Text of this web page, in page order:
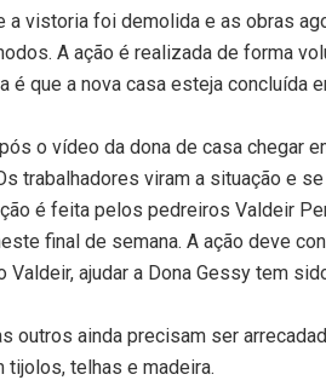
a vistoria foi demolida e as obras
A ação é realizada de forma
é que a nova casa esteja concluída
o vídeo da dona de casa chegar
trabalhadores viram a situação e
é feita pelos pedreiros Valdeir
final de semana. A ação deve
ajudar a Dona Gessy tem
outros ainda precisam ser
tijolos, telhas e madeira.